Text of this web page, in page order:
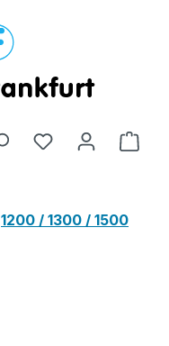
1200 / 1300 / 1500